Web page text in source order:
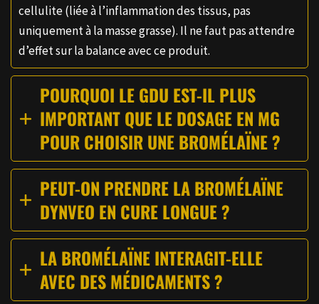
cellulite (liée à l’inflammation des tissus, pas
uniquement à la masse grasse). Il ne faut pas attendre
d’effet sur la balance avec ce produit.
POURQUOI LE GDU EST-IL PLUS
IMPORTANT QUE LE DOSAGE EN MG
POUR CHOISIR UNE BROMÉLAÏNE ?
PEUT-ON PRENDRE LA BROMÉLAÏNE
DYNVEO EN CURE LONGUE ?
LA BROMÉLAÏNE INTERAGIT-ELLE
AVEC DES MÉDICAMENTS ?